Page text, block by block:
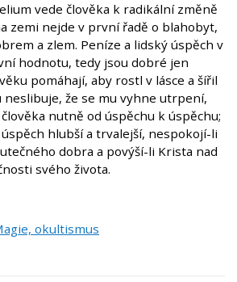
vede člověka k radikální změně
zemi nejde v první řadě o blahobyt,
a zlem. Peníze a lidský úspěch v
hodnotu, tedy jsou dobré jen
pomáhají, aby rostl v lásce a šířil
neslibuje, že se mu vyhne utrpení,
nutně od úspěchu k úspěchu;
hlubší a trvalejší, nespokojí-li
dobra a povýší-li Krista nad
svého života.
okultismus